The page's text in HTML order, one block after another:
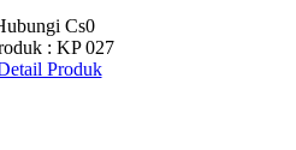
Cs0
: KP 027
Produk